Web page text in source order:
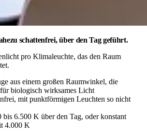
schattenfrei, über den Tag geführt.
pro Klimaleuchte, das den Raum
aus einem großen Raumwinkel, die
biologisch wirksames Licht
mit punktförmigen Leuchten so nicht
bis 6.500 K über den Tag, oder konstant
4.000 K